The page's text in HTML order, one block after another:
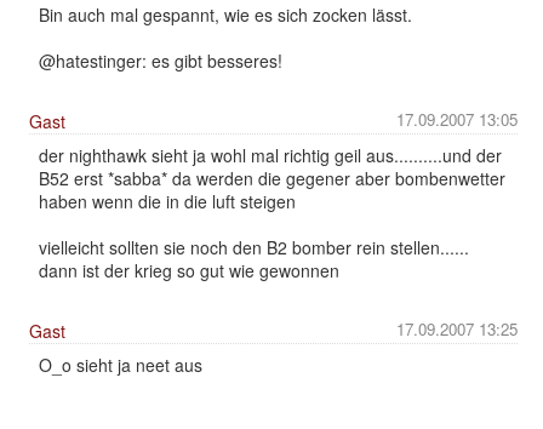
Bin auch mal gespannt, wie es sich zocken lässt.
@hatestinger: es gibt besseres!
17.09.2007 13:05
Gast
der nighthawk sieht ja wohl mal richtig geil aus..........und der
B52 erst *sabba* da werden die gegener aber bombenwetter
haben wenn die in die luft steigen
vielleicht sollten sie noch den B2 bomber rein stellen......
dann ist der krieg so gut wie gewonnen
17.09.2007 13:25
Gast
O_o sieht ja neet aus